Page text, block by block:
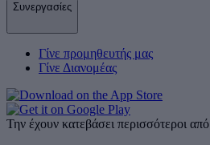
Συνεργασίες
Γίνε προμηθευτής μας
Γίνε Διανομέας
Την έχουν κατεβάσει περισσότεροι από